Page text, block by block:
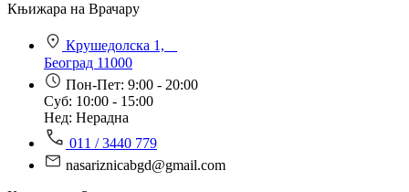
Књижара на Врачару
Крушедолска 1,
Београд 11000
Пон-Пет: 9:00 - 20:00
Суб: 10:00 - 15:00
Нед: Нерадна
011 / 3440 779
nasariznicabgd@gmail.com